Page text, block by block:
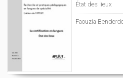
État des lieux
Faouzia